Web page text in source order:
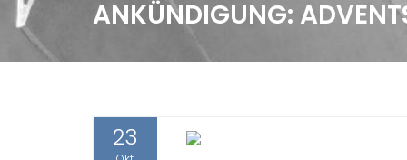
ANKÜNDIGUNG:
23